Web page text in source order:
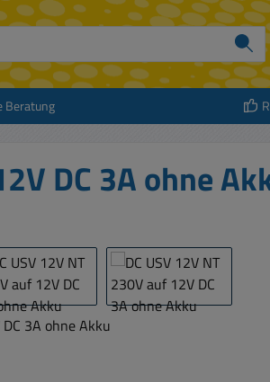
Beratung
DC 3A ohne